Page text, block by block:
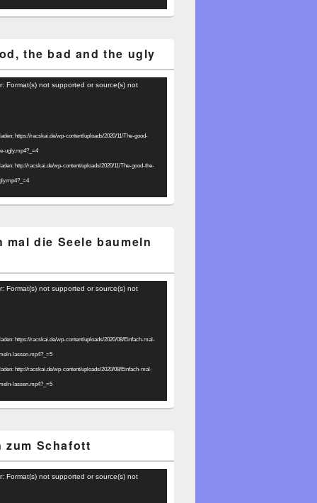
the bad and the ugly
Format(s) not supported or source(s) not
https://racskai.de/wp-content/uploads/2020/11/The-good-
ugly.mp4?_=4
http://racskai.de/wp-content/uploads/2020/11/The-good-the-
mal die Seele baumeln
Format(s) not supported or source(s) not
https://racskai.de/wp-content/uploads/2020/08/Einfach-mal-
lassen.mp4?_=5
http://racskai.de/wp-content/uploads/2020/08/Einfach-mal-
lassen.mp4?_=5
zum Schafott
Format(s) not supported or source(s) not